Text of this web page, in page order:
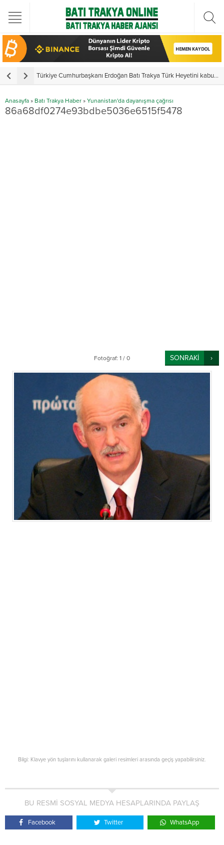
Türkiye Cumhurbaşkanı Erdoğan Batı Trakya Türk Heyetini kabul etti
Anasayfa » Batı Trakya Haber » Yunanistan'da dayanışma çağrısı
86a68df0274e93bdbe5036e6515f5478
Fotoğraf: 1 / 0 SONRAKİ
Bilgi: Klavye yön tuşlarını kullanarak galeri resimleri arasında geçiş yapabilirsiniz.
BU RESMİ SOSYAL MEDYA HESAPLARINDA PAYLAŞ
Facebook Twitter WhatsApp